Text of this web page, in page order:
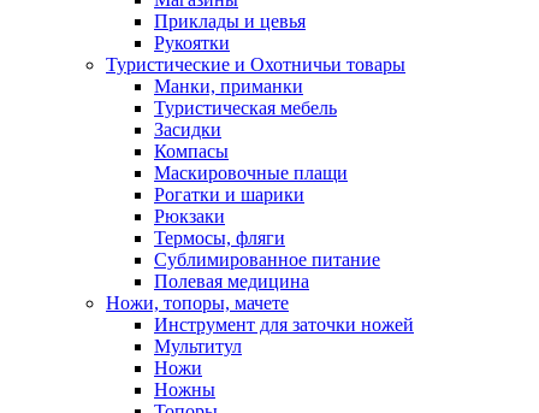
Приклады и цевья
Рукоятки
Туристические и Охотничьи товары
Манки, приманки
Туристическая мебель
Засидки
Компасы
Маскировочные плащи
Рогатки и шарики
Рюкзаки
Термосы, фляги
Сублимированное питание
Полевая медицина
Ножи, топоры, мачете
Инструмент для заточки ножей
Мультитул
Ножи
Ножны